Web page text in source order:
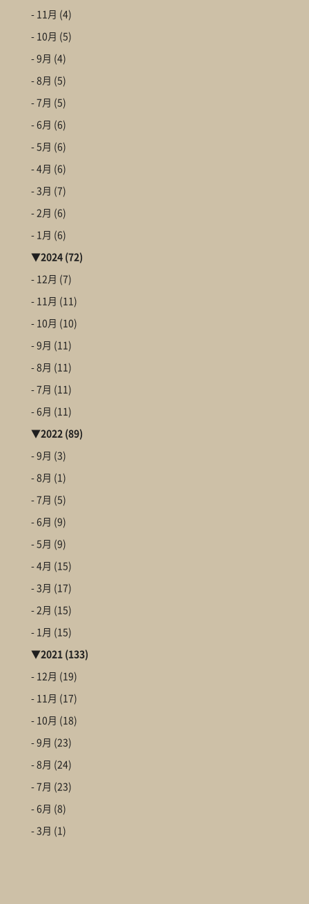
- 11月 (4)
- 10月 (5)
- 9月 (4)
- 8月 (5)
- 7月 (5)
- 6月 (6)
- 5月 (6)
- 4月 (6)
- 3月 (7)
- 2月 (6)
- 1月 (6)
▼2024(72)
- 12月 (7)
- 11月 (11)
- 10月 (10)
- 9月 (11)
- 8月 (11)
- 7月 (11)
- 6月 (11)
▼2022 (89)
- 9月 (3)
- 8月 (1)
- 7月 (5)
- 6月 (9)
- 5月 (9)
- 4月 (15)
- 3月 (17)
- 2月 (15)
- 1月 (15)
▼2021 (133)
- 12月 (19)
- 11月 (17)
- 10月 (18)
- 9月 (23)
- 8月 (24)
- 7月 (23)
- 6月 (8)
- 3月 (1)